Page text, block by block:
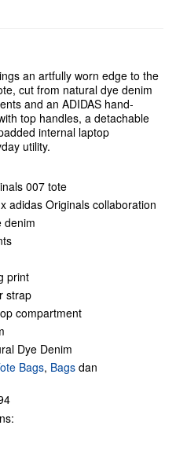
an artfully worn edge to the
cut from natural dye denim
and an ADIDAS hand-
top handles, a detachable
internal laptop
utility.
007 tote
adidas Originals collaboration
denim
print
strap
compartment
Dye Denim
Bags, Bags dan